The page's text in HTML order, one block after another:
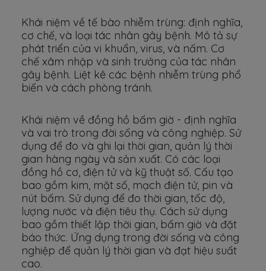
Khái niệm về tế bào nhiễm trùng: định nghĩa,
cơ chế, và loại tác nhân gây bệnh. Mô tả sự
phát triển của vi khuẩn, virus, và nấm. Cơ
chế xâm nhập và sinh trưởng của tác nhân
gây bệnh. Liệt kê các bệnh nhiễm trùng phổ
biến và cách phòng tránh.
Khái niệm về đồng hồ bấm giờ - định nghĩa
và vai trò trong đời sống và công nghiệp. Sử
dụng để đo và ghi lại thời gian, quản lý thời
gian hàng ngày và sản xuất. Có các loại
đồng hồ cơ, điện tử và kỹ thuật số. Cấu tạo
bao gồm kim, mặt số, mạch điện tử, pin và
nút bấm. Sử dụng để đo thời gian, tốc độ,
lượng nước và điện tiêu thụ. Cách sử dụng
bao gồm thiết lập thời gian, bấm giờ và đặt
báo thức. Ứng dụng trong đời sống và công
nghiệp để quản lý thời gian và đạt hiệu suất
cao.